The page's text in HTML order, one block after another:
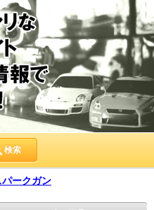
検索
ークガン